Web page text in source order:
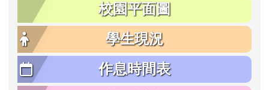
校園平面圖
學生現況
作息時間表